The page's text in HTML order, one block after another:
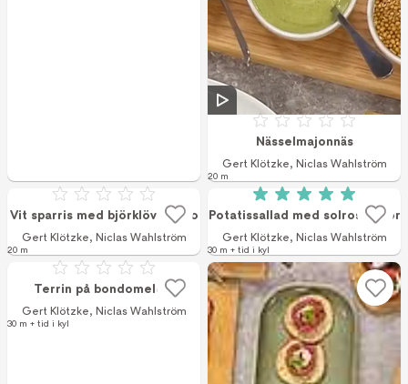
Betyg: 0 av 5
Nässelmajonnäs
Gert Klötzke, Niclas Wahlström
20 m
Betyg: 0 av 5
Vit sparris med björklövspesto
Gert Klötzke, Niclas Wahlström
20 m
Betyg: 5 av 5 (2
Potatissallad med solroskärnor
Gert Klötzke, Niclas Wahlström
30 m + tid i kyl
Betyg: 0 av 5
Terrin på bondomelett
Gert Klötzke, Niclas Wahlström
30 m + tid i kyl